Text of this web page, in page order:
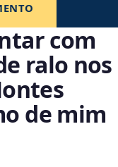
com
ralo nos
de mim